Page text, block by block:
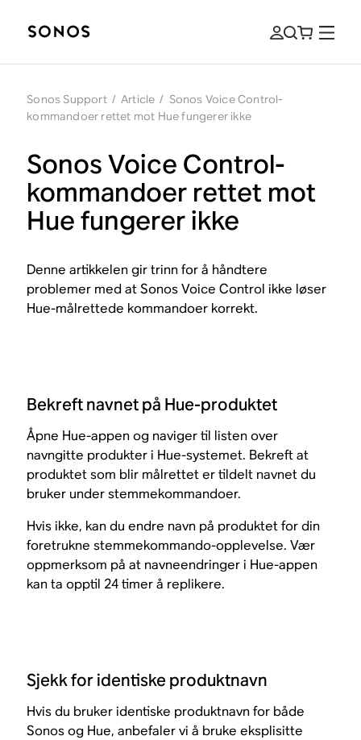
Sonos Support / Article / Sonos Voice Control-
kommandoer rettet mot Hue fungerer ikke
Sonos Voice Control-
kommandoer rettet mot
Hue fungerer ikke
Denne artikkelen gir trinn for å håndtere
problemer med at Sonos Voice Control ikke løser
Hue-målrettede kommandoer korrekt.
Bekreft navnet på Hue-produktet
Åpne Hue-appen og naviger til listen over
navngitte produkter i Hue-systemet. Bekreft at
produktet som blir målrettet er tildelt navnet du
bruker under stemmekommandoer.
Hvis ikke, kan du endre navn på produktet for din
foretrukne stemmekommando-opplevelse. Vær
oppmerksom på at navneendringer i Hue-appen
kan ta opptil 24 timer å replikere.
Sjekk for identiske produktnavn
Hvis du bruker identiske produktnavn for både
Sonos og Hue, anbefaler vi å bruke eksplisitte